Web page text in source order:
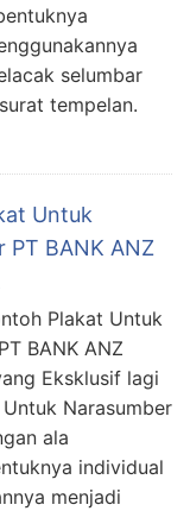
selumbar
tempelan.
Untuk
PT BANK ANZ
Plakat Untuk
BANK ANZ
Eksklusif lagi
Narasumber
ala
individual
menjadi